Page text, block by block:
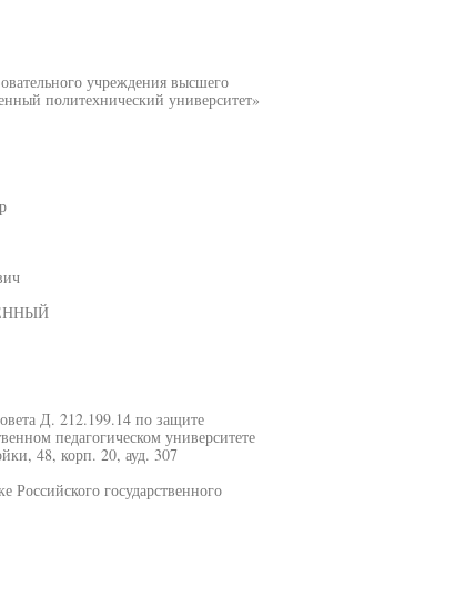
учреждения высшего
политехнический университет»
Д. 212.199.14 по защите
педагогическом университете
48, корп. 20, ауд. 307
государственного